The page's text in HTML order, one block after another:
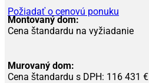
Požiadať o cenovú ponuku
Montovaný dom:
Cena štandardu na vyžiadanie
Murovaný dom:
Cena štandardu s DPH: 116 431 €